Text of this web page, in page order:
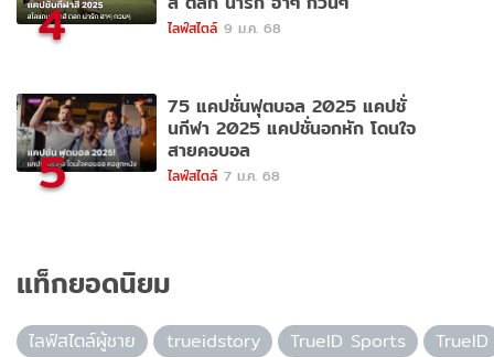
4 ไลฟ์สไตล์ 9 ม.ค. 68
5
75 แคปชั่นฟุตบอล 2025 แคปชั่
นกีฬา 2025 แคปชั่นอกหัก โดนใจ
สายคอบอล
ไลฟ์สไตล์ 7 ม.ค. 68
แท็กยอดนิยม
ไลฟ์สไตล์ผู้ชาย trueidstory TrueID Sports
TrueID